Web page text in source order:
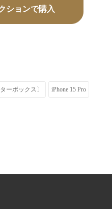
ションで購入
ーボックス〕 iPhone 15 Pro